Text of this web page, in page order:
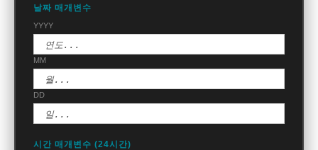
날짜 매개변수
YYYY
MM
DD
시간 매개변수 (24시간)